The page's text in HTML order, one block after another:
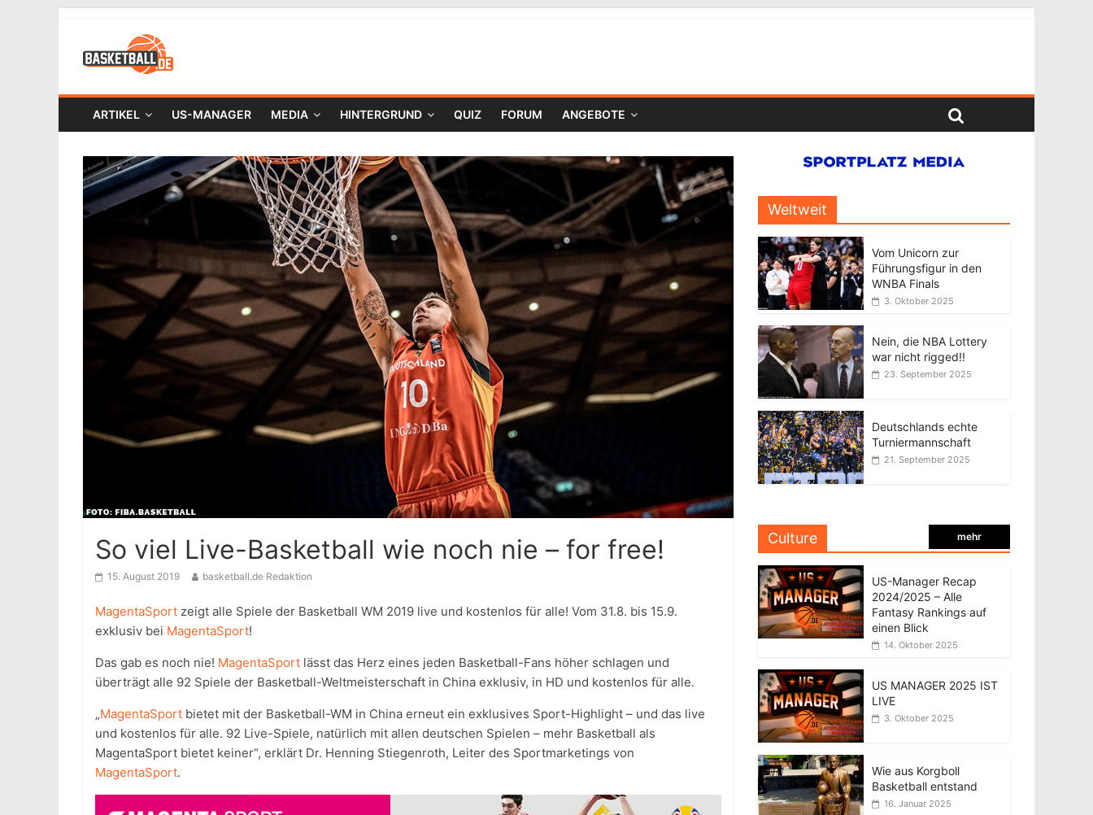
ARTIKEL US-MANAGER MEDIA HINTERGRUND QUIZ FORUM ANGEBOTE
So viel Live-Basketball wie noch nie – for free!
15. August 2019 basketball.de Redaktion
MagentaSport zeigt alle Spiele der Basketball WM 2019 live und kostenlos für alle! Vom 31.8. bis 15.9.
exklusiv bei MagentaSport!
Das gab es noch nie! MagentaSport lässt das Herz eines jeden Basketball-Fans höher schlagen und
überträgt alle 92 Spiele der Basketball-Weltmeisterschaft in China exklusiv, in HD und kostenlos für alle.
„MagentaSport bietet mit der Basketball-WM in China erneut ein exklusives Sport-Highlight – und das live
und kostenlos für alle. 92 Live-Spiele, natürlich mit allen deutschen Spielen – mehr Basketball als
MagentaSport bietet keiner“, erklärt Dr. Henning Stiegenroth, Leiter des Sportmarketings von
MagentaSport.
Weltweit
Vom Unicorn zur
Führungsfigur in den
WNBA Finals
3. Oktober 2025
Nein, die NBA Lottery
war nicht rigged!!
23. September 2025
Deutschlands echte
Turniermannschaft
21. September 2025
Culture mehr
US-Manager Recap
2024/2025 – Alle
Fantasy Rankings auf
einen Blick
14. Oktober 2025
US MANAGER 2025 IST
LIVE
3. Oktober 2025
Wie aus Korgboll
Basketball entstand
16. Januar 2025